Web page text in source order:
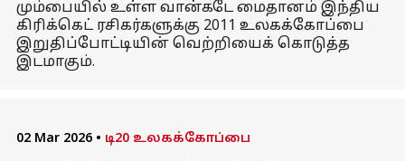
மும்பையில் உள்ள வான்கடே மைதானம் இந்திய
கிரிக்கெட் ரசிகர்களுக்கு 2011 உலகக்கோப்பை
இறுதிப்போட்டியின் வெற்றியைக் கொடுத்த
இடமாகும்.
02 Mar 2026 • டி20 உலகக்கோப்பை